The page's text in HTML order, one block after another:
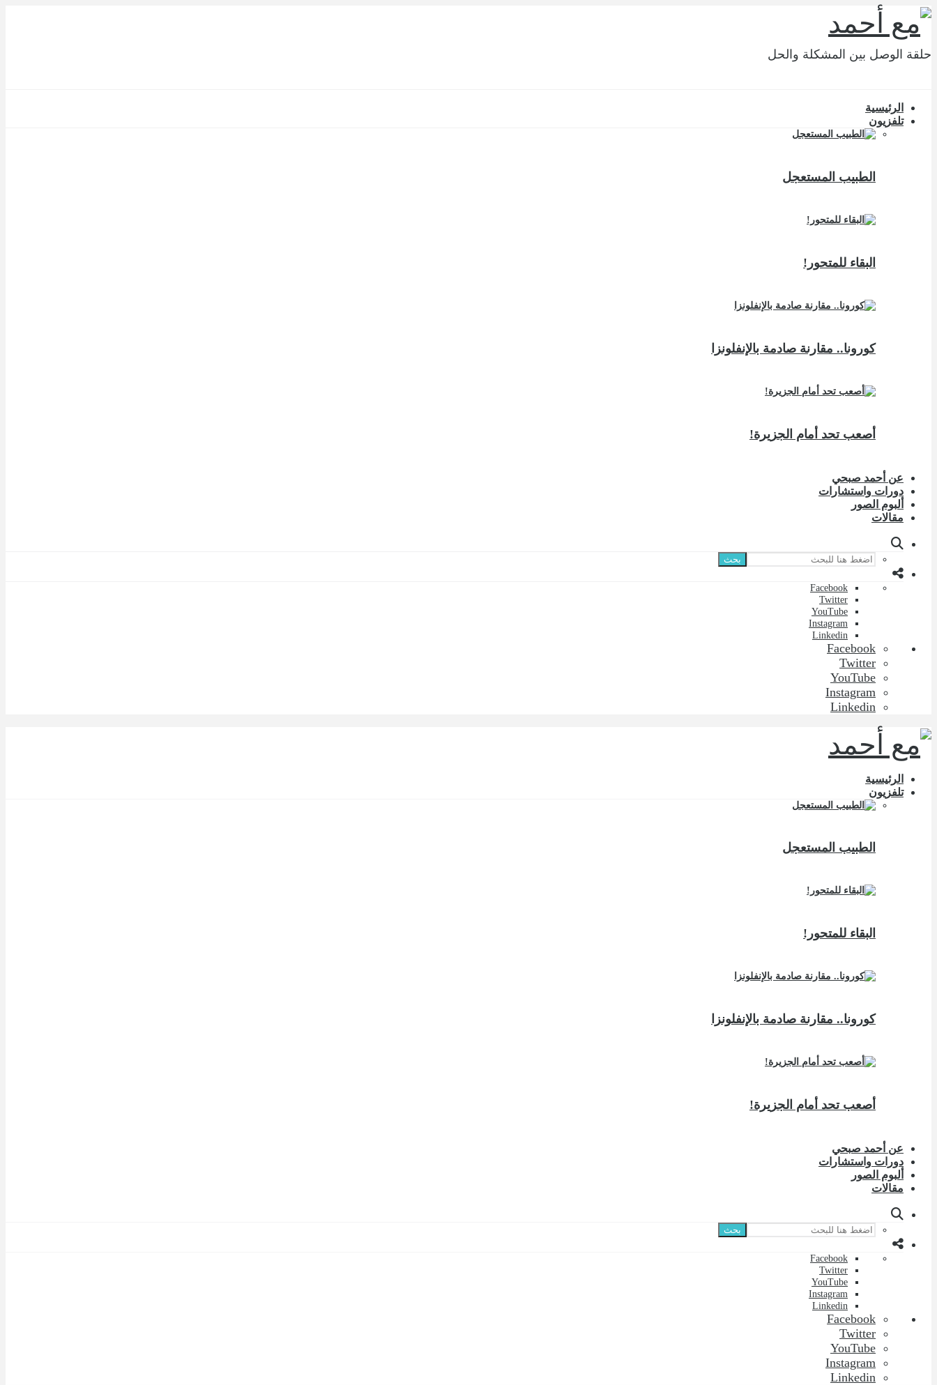
حلقة الوصل بين المشكلة والحل
الرئيسية
تلفزيون
الطبيب المستعجل
البقاء للمتحور!
كورونا.. مقارنة صادمة بالإنفلونزا
أصعب تحد أمام الجزيرة!
عن أحمد صبحي
دورات واستشارات
ألبوم الصور
مقالات
بحث
Facebook
Twitter
YouTube
Instagram
Linkedin
Facebook
Twitter
YouTube
Instagram
Linkedin
الرئيسية
تلفزيون
الطبيب المستعجل
البقاء للمتحور!
كورونا.. مقارنة صادمة بالإنفلونزا
أصعب تحد أمام الجزيرة!
عن أحمد صبحي
دورات واستشارات
ألبوم الصور
مقالات
بحث
Facebook
Twitter
YouTube
Instagram
Linkedin
Facebook
Twitter
YouTube
Instagram
Linkedin